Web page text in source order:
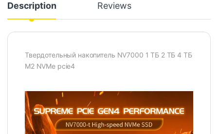
Description Reviews
Твердотельный накопитель NV7000 1 ТБ 2 ТБ 4 ТБ
M2 NVMe pcie4